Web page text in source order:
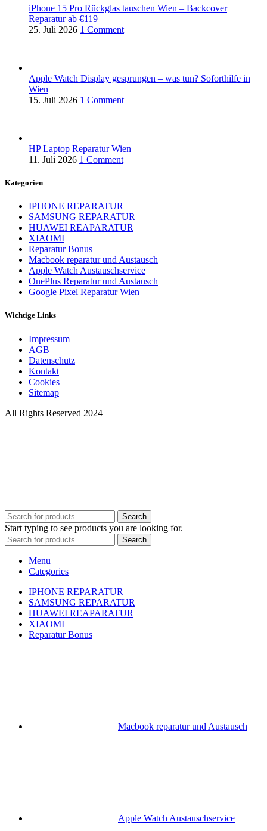
iPhone 15 Pro Rückglas tauschen Wien – Backcover
Reparatur ab €119
25. Juli 2026 1 Comment
Apple Watch Display gesprungen – was tun? Soforthilfe in
Wien
15. Juli 2026 1 Comment
HP Laptop Reparatur Wien
11. Juli 2026 1 Comment
Kategorien
IPHONE REPARATUR
SAMSUNG REPARATUR
HUAWEI REAPARATUR
XIAOMI
Reparatur Bonus
Macbook reparatur und Austausch
Apple Watch Austauschservice
OnePlus Reparatur und Austausch
Google Pixel Reparatur Wien
Wichtige Links
Impressum
AGB
Datenschutz
Kontakt
Cookies
Sitemap
All Rights Reserved 2024
Search
Start typing to see products you are looking for.
Search
Menu
Categories
IPHONE REPARATUR
SAMSUNG REPARATUR
HUAWEI REAPARATUR
XIAOMI
Reparatur Bonus
Macbook reparatur und Austausch
Apple Watch Austauschservice